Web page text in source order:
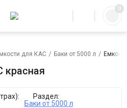
0
для КАС / Баки от 5000 л /
красная
Раздел:
Баки от 5000 л